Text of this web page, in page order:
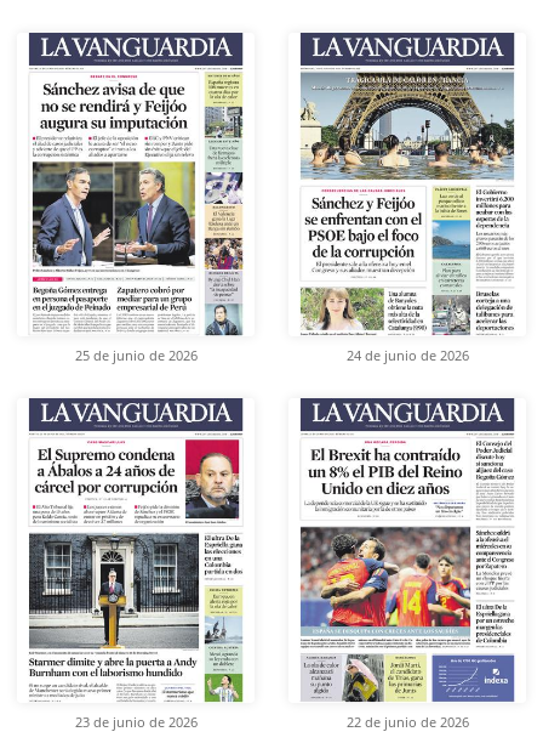
25 de junio de 2026 24 de junio de 2026
23 de junio de 2026 22 de junio de 2026